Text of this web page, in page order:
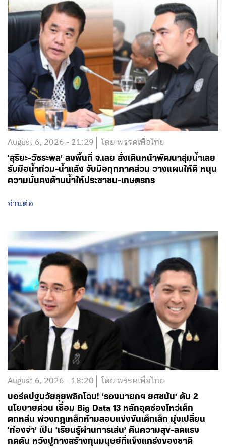
August 6, 2026 - 21:29 โดย พรรคเพื่อไทย
‘สุริยะ-วัชระพล’ ลงพื้นที่ จ.เลย สั่งเดินหน้าพัฒนาลุ่มน้ำเลย
รับมือน้ำท่วม-น้ำแล้ง จับมือทุกภาคส่วน วางแผนให้ดี หนุน
ความมั่นคงด้านน้ำให้ประชาชน-เกษตรกร
อ่านต่อ
August 6, 2026 - 18:20 โดย พรรคเพื่อไทย
บอร์ดปฐมวัยลุยพลิกโฉม! ‘รองนายกฯ ยศชนัน’ ดัน 2
นโยบายด่วน เชื่อม Big Data 13 หลักอุดช่องโหว่เด็ก
ตกหล่น พ่วงกฎเหล็กห้ามสอบแข่งขันเด็กเล็ก มุ่งเปลี่ยน
‘ท่องจำ’ เป็น ‘เรียนรู้ผ่านการเล่น’ คืนความสุข-ลดแรง
กดดัน หวังปูทางสร้างทุนมนุษย์ที่แข็งแกร่งของชาติ